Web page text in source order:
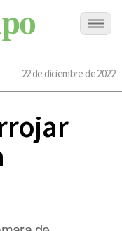
22 de diciembre de 2022